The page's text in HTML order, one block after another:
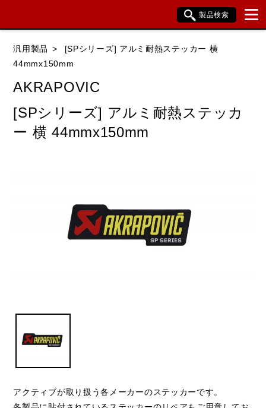
製品検索
車種検索
データを準備しています。
汎用製品
[SPシリーズ] アルミ耐熱ステッカー 横
44mmx150mm
AKRAPOVIC
[SPシリーズ] アルミ耐熱ステッカ
ー 横 44mmx150mm
アクティブが取り扱う各メーカーのステッカーです。